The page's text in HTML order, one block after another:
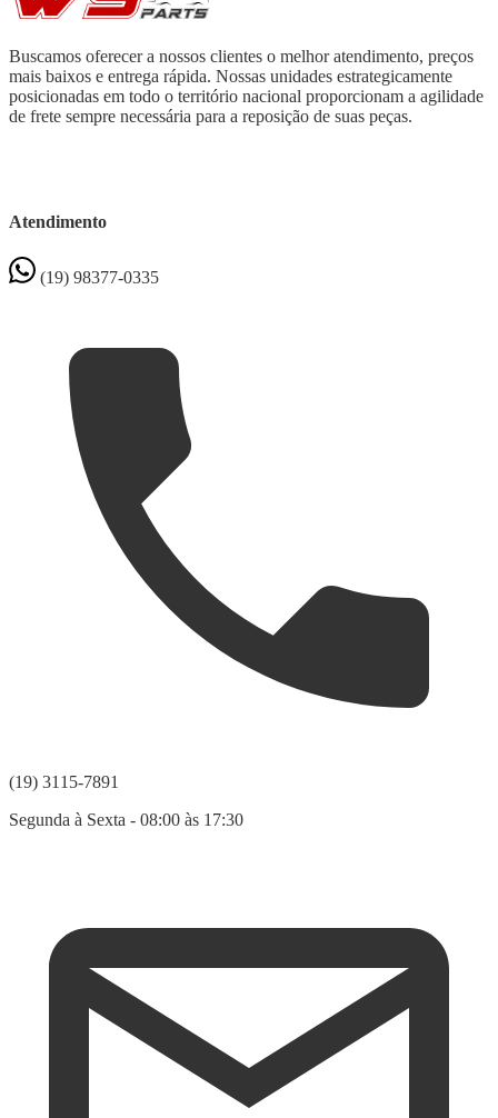
Buscamos oferecer a nossos clientes o melhor atendimento, preços
mais baixos e entrega rápida. Nossas unidades estrategicamente
posicionadas em todo o território nacional proporcionam a agilidade
de frete sempre necessária para a reposição de suas peças.
Atendimento
(19) 98377-0335
(19) 3115-7891
Segunda à Sexta - 08:00 às 17:30